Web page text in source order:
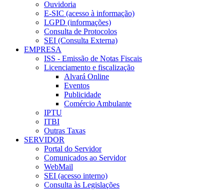
Ouvidoria
E-SIC (acesso à informação)
LGPD (informações)
Consulta de Protocolos
SEI (Consulta Externa)
EMPRESA
ISS - Emissão de Notas Fiscais
Licenciamento e fiscalização
Alvará Online
Eventos
Publicidade
Comércio Ambulante
IPTU
ITBI
Outras Taxas
SERVIDOR
Portal do Servidor
Comunicados ao Servidor
WebMail
SEI (acesso interno)
Consulta às Legislações